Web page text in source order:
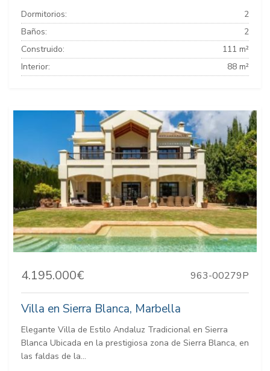
Dormitorios:
2
Baños:
2
Construido:
111 m²
Interior:
88 m²
4.195.000€ 963-00279P
Villa en Sierra Blanca, Marbella
Elegante Villa de Estilo Andaluz Tradicional en Sierra
Blanca Ubicada en la prestigiosa zona de Sierra Blanca, en
las faldas de la...